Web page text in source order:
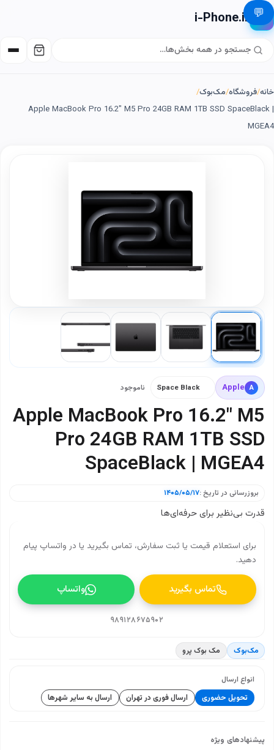
📱
i-Phone.ir
خانه/فروشگاه/مک‌بوک/
Apple MacBook Pro 16.2" M5 Pro 24GB RAM 1TB SSD SpaceBlack |
MGEA4
A
Apple
Space Black ناموجود
Apple MacBook Pro 16.2" M5
Pro 24GB RAM 1TB SSD
SpaceBlack | MGEA4
بروزرسانی در تاریخ :۱۴۰۵/۰۵/۱۷
قدرت بی‌نظیر برای حرفه‌ای‌ها
برای استعلام قیمت یا ثبت سفارش، تماس بگیرید یا در واتساپ پیام
دهید.
تماس بگیرید واتساپ
۹۸۹۱۲۸۶۷۵۹۰۲
مک‌بوک مک بوک پرو
انواع ارسال
تحویل حضوری ارسال فوری در تهران ارسال به سایر شهرها
پیشنهادهای ویژه
💬